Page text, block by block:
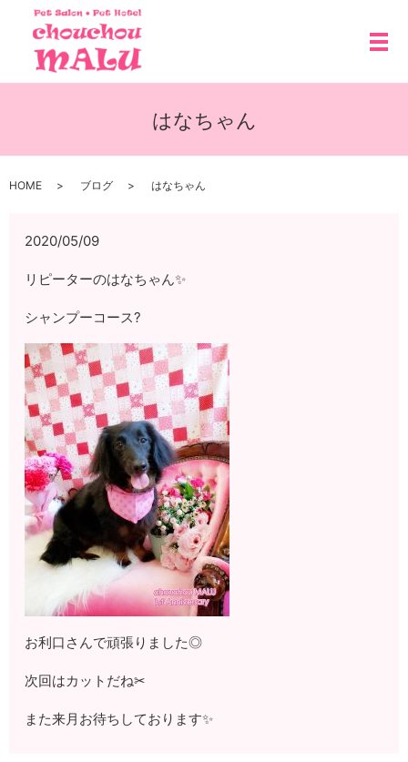
メ
はなちゃん
HOME ブログ はなちゃん
2020/05/09
リピーターのはなちゃん✨
シャンプーコース?
お利口さんで頑張りました◎
次回はカットだね✂
また来月お待ちしております✨